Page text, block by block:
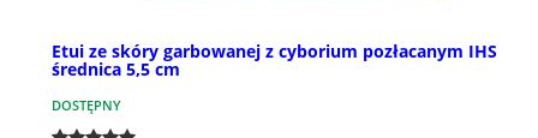
Etui ze skóry garbowanej z cyborium pozłacanym IHS
średnica 5,5 cm
DOSTĘPNY